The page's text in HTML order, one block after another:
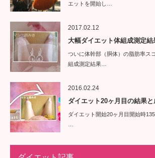
エットを開始し…
2017.02.12
大幅ダイエット体組成測定結
ついに体幹部（胴体）の脂肪率ス
組成測定結果…
2016.02.24
ダイエット20ヶ月目の結果と
ダイエット開始20ヶ月目開始時